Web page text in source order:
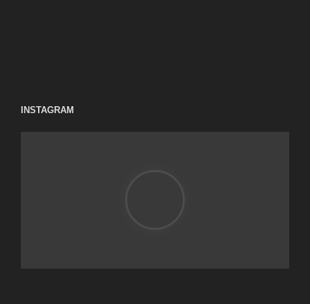
INSTAGRAM